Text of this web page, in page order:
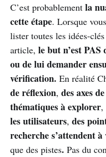
C’est probablement la
cette étape. Lorsque
lister toutes les idées-
article, le but n’est
ou de lui demander
vérification. En réalité
de réflexion, des axes
thématiques à explorer,
les utilisateurs, des
recherche s’attendent
que des pistes. Pas du